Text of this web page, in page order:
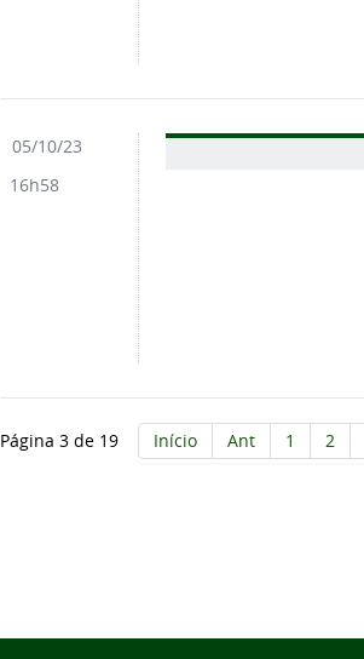
05/10/23
16h58
Página 3 de 19 Início Ant 1 2